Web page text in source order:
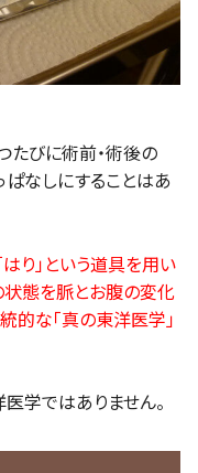
たびに術前・術後の
ぱなしにすることはあ
はり」という道具を用い
状態を脈とお腹の変化
的な「真の東洋医学」
学ではありません。